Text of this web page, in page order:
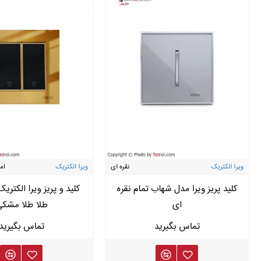
ویرا الکتریک نقره ای
کلید پریز ویرا مدل شهاب تمام نقره
ای
ویرا الکتریک
کلید و پریز ویرا
طلا طلا